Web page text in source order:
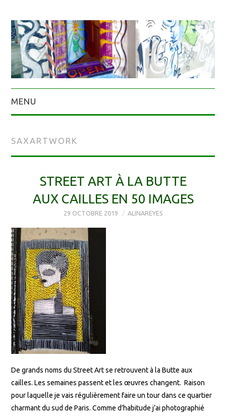
MENU
SAXARTWORK
STREET ART À LA BUTTE
AUX CAILLES EN 50 IMAGES
29 OCTOBRE 2019 ALINAREYES
De grands noms du Street Art se retrouvent à la Butte aux
cailles. Les semaines passent et les œuvres changent. Raison
pour laquelle je vais régulièrement faire un tour dans ce quartier
charmant du sud de Paris. Comme d’habitude j’ai photographié